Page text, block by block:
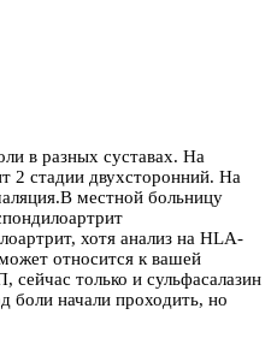
в разных суставах. На
2 стадии двухсторонний. На
местной больницу
хотя анализ на HLA-
относится к вашей
только и сульфасалазин
боли начали проходить, но